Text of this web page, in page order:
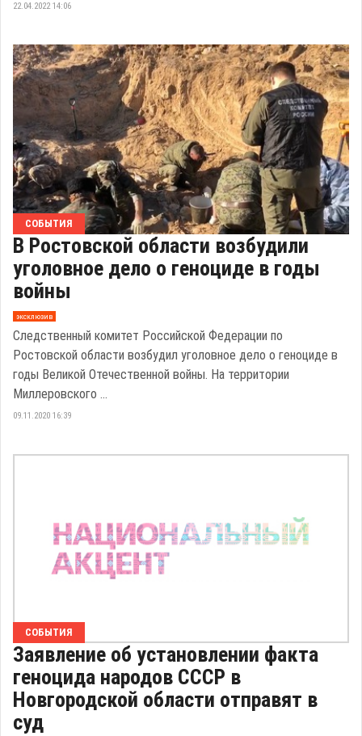
22.04.2022 14:06
СОБЫТИЯ
В Ростовской области возбудили
уголовное дело о геноциде в годы
войны
эксклюзив
Следственный комитет Российской Федерации по
Ростовской области возбудил уголовное дело о геноциде в
годы Великой Отечественной войны. На территории
Миллеровского ...
09.11.2020 16:39
СОБЫТИЯ
Заявление об установлении факта
геноцида народов СССР в
Новгородской области отправят в
суд